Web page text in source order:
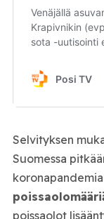
Selvityksen
Suomessa
poissaolot